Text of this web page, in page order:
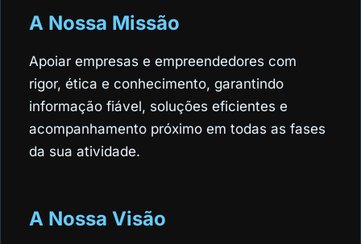
A Nossa Missão
Apoiar empresas e empreendedores com
rigor, ética e conhecimento, garantindo
informação fiável, soluções eficientes e
acompanhamento próximo em todas as fases
da sua atividade.
A Nossa Visão